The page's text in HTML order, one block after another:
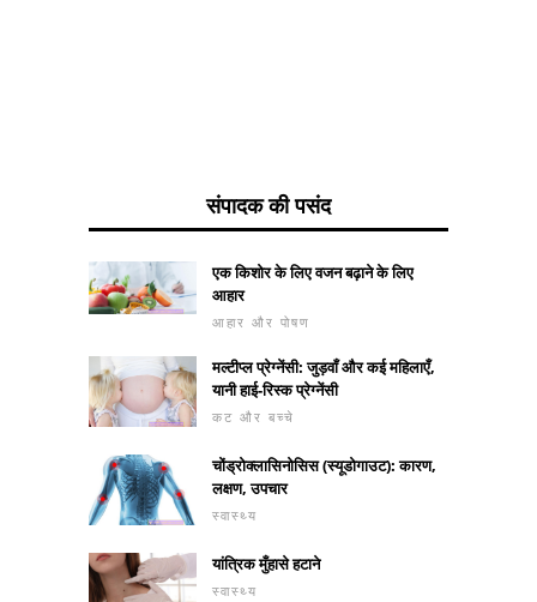
संपादक की पसंद
एक किशोर के लिए वजन बढ़ाने के लिए
आहार
आहार और पोषण
मल्टीप्ल प्रेग्नेंसी: जुड़वाँ और कई महिलाएँ,
यानी हाई-रिस्क प्रेग्नेंसी
कट और बच्चे
चोंड्रोक्लासिनोसिस (स्यूडोगाउट): कारण,
लक्षण, उपचार
स्वास्थ्य
यांत्रिक मुँहासे हटाने
स्वास्थ्य